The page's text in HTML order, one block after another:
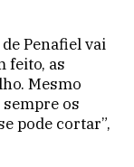
Penafiel vai
feito, as
Mesmo
os
pode cortar”,